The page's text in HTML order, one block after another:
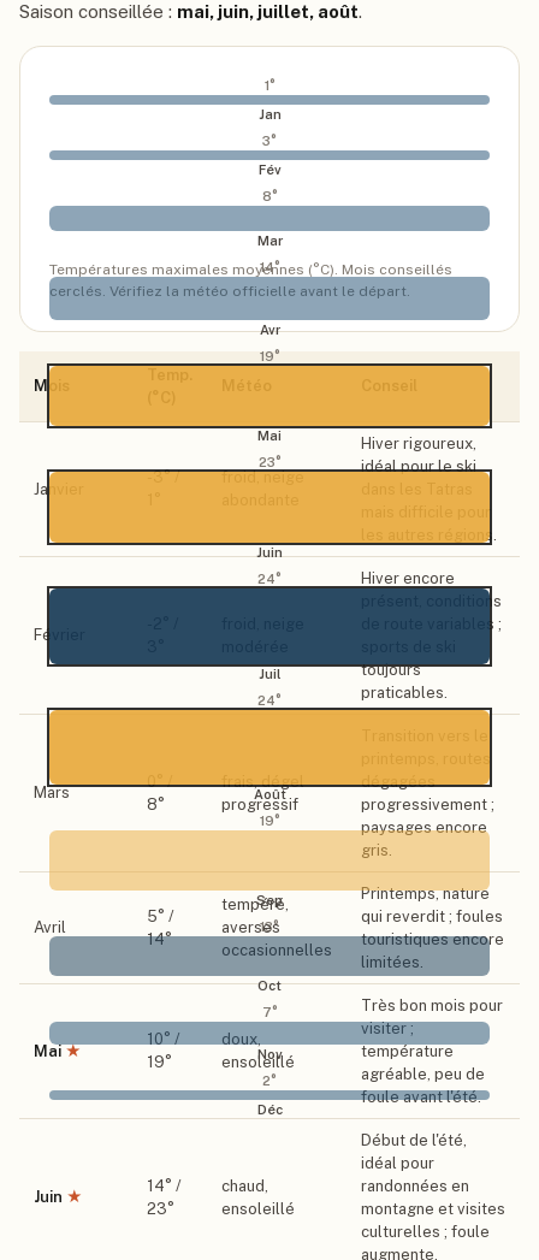
Saison conseillée : mai, juin, juillet, août.
1°
Jan
3°
Fév
8°
Mar
14°
Avr
19°
Mai
23°
Juin
24°
Juil
24°
Août
19°
Sep
13°
Oct
7°
Nov
2°
Déc
Températures maximales moyennes (°C). Mois conseillés
cerclés. Vérifiez la météo officielle avant le départ.
Mois
Janvier
-3° /
froid, neige
Hiver rigoureux,
idéal pour le ski
les autres régions.
Février
Hiver encore
présent, conditions
de route variables ;
toujours
praticables.
Mars
0° /
8°
frais, dégel
progressif
dégagées
progressivement ;
paysages encore
gris.
Avril
5° /
14°
tempéré,
averses
occasionnelles
Printemps, nature
qui reverdit ; foules
touristiques encore
limitées.
Mai ★
10° /
19°
doux,
ensoleillé
Très bon mois pour
visiter ;
température
agréable, peu de
foule avant l'été.
Juin ★
14° /
23°
chaud,
ensoleillé
Début de l'été,
idéal pour
randonnées en
montagne et visites
culturelles ; foule
augmente.